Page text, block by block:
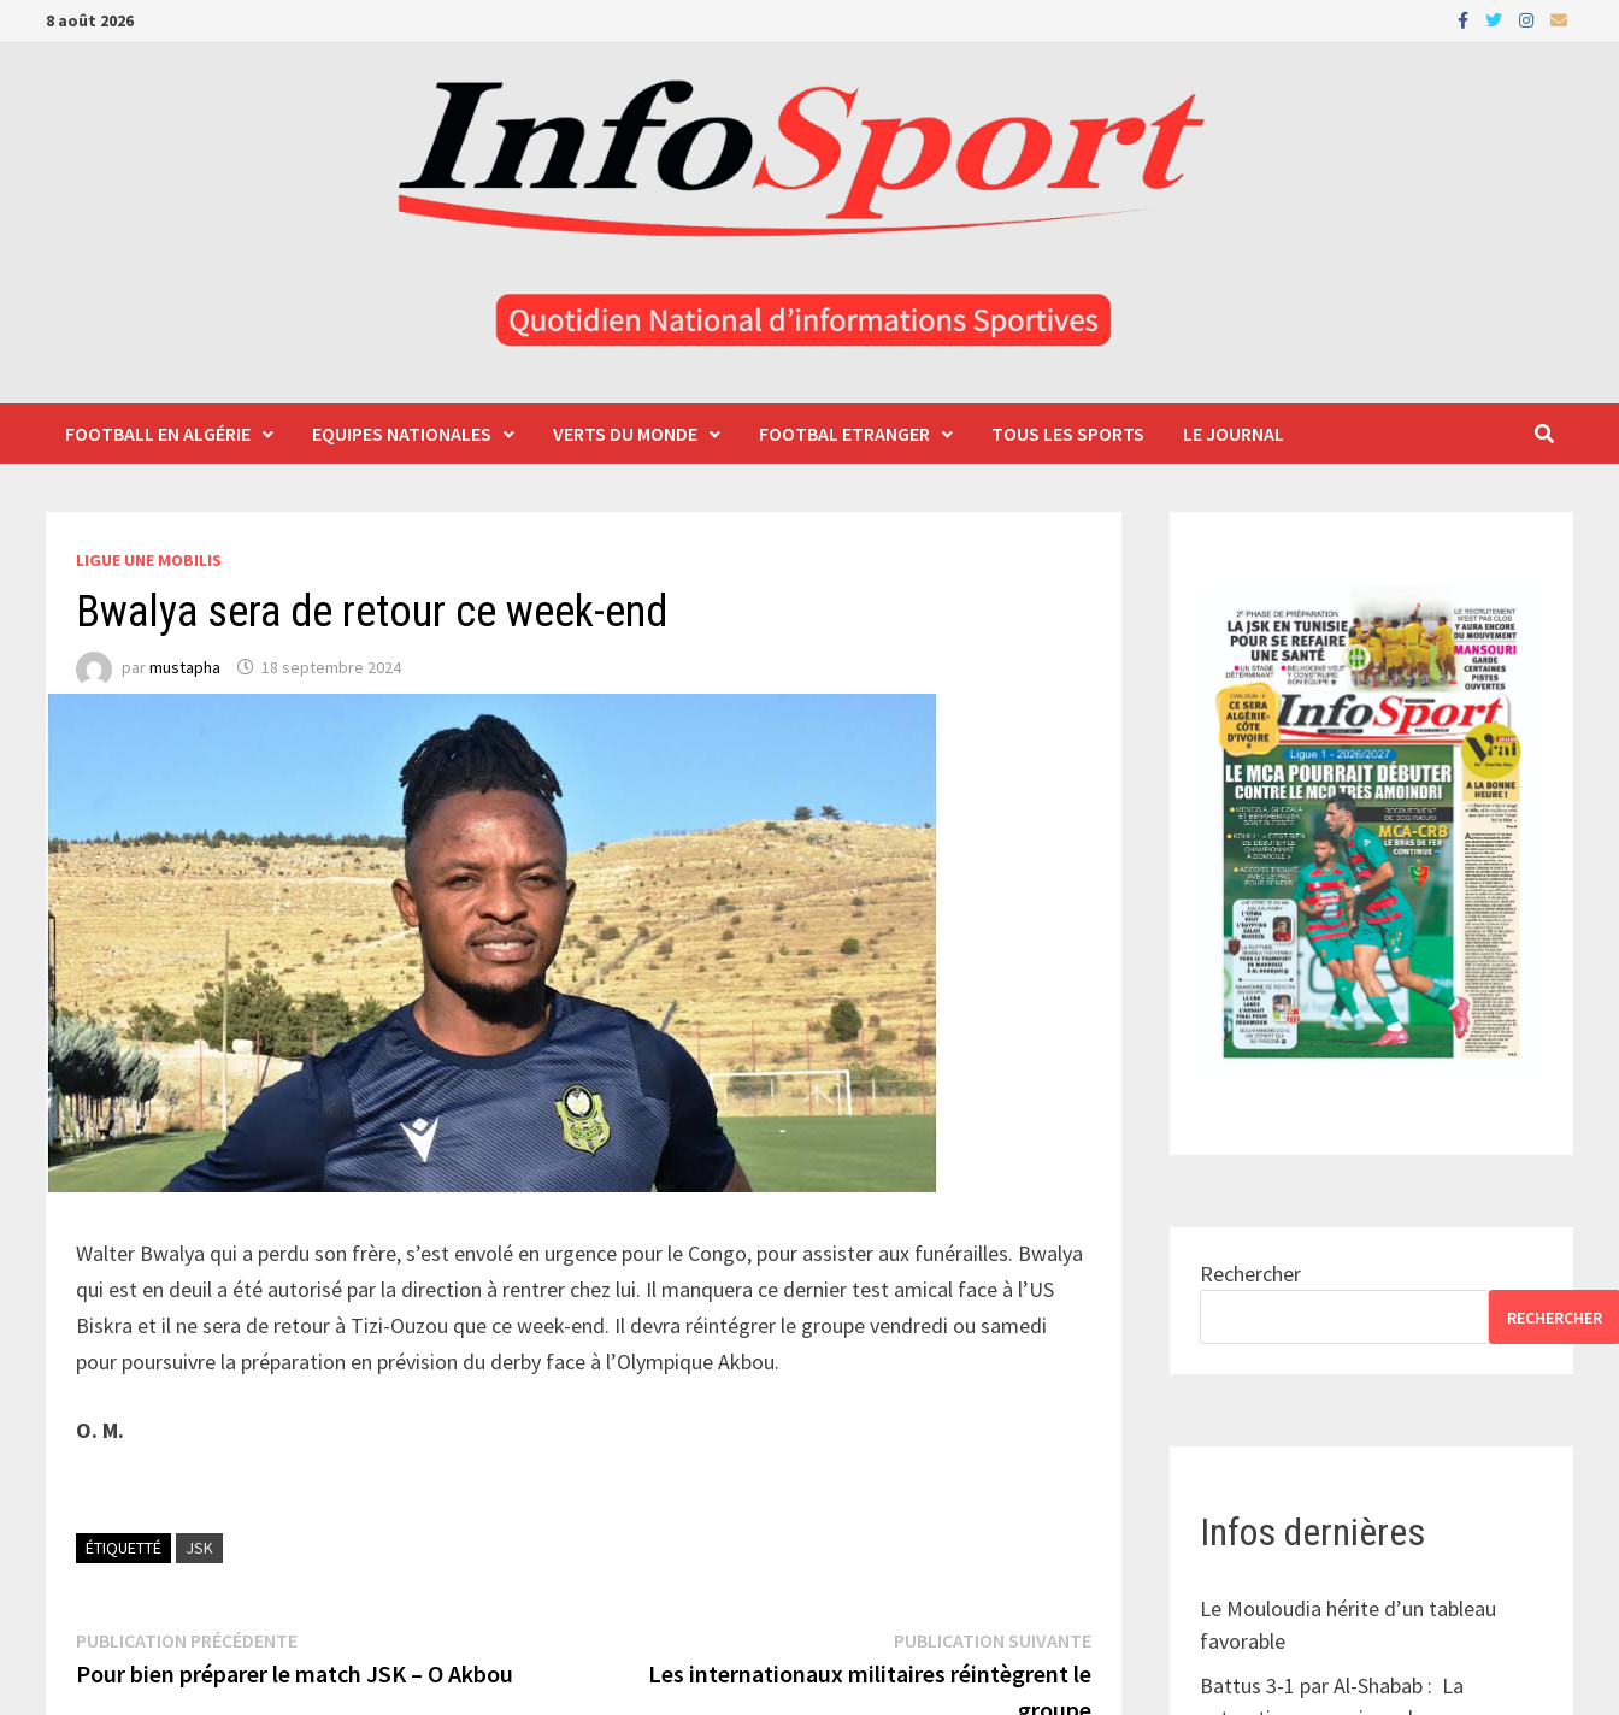
Passer8 août 2026
FOOTBALL EN ALGÉRIE EQUIPES NATIONALES VERTS DU MONDE FOOTBAL ETRANGER TOUS LES SPORTS LE JOURNAL
LIGUE UNE MOBILIS
Bwalya sera de retour ce week-end
parmustapha 18 septembre 2024
Walter Bwalya qui a perdu son frère, s’est envolé en urgence pour le Congo, pour assister aux funérailles. Bwalya
qui est en deuil a été autorisé par la direction à rentrer chez lui. Il manquera ce dernier test amical face à l’US
Biskra et il ne sera de retour à Tizi-Ouzou que ce week-end. Il devra réintégrer le groupe vendredi ou samedi
pour poursuivre la préparation en prévision du derby face à l’Olympique Akbou.
O. M.
ÉTIQUETTÉ JSK
Navigation
de
PUBLICATION PRÉCÉDENTEPublication
précédente :
Pour bien préparer le match JSK – O Akbou
PUBLICATION SUIVANTEPublication
suivante :
Les internationaux militaires réintègrent le
Rechercher
RECHERCHER
Infos dernières
Le Mouloudia hérite d’un tableau
favorable
Battus 3-1 par Al-Shabab : La